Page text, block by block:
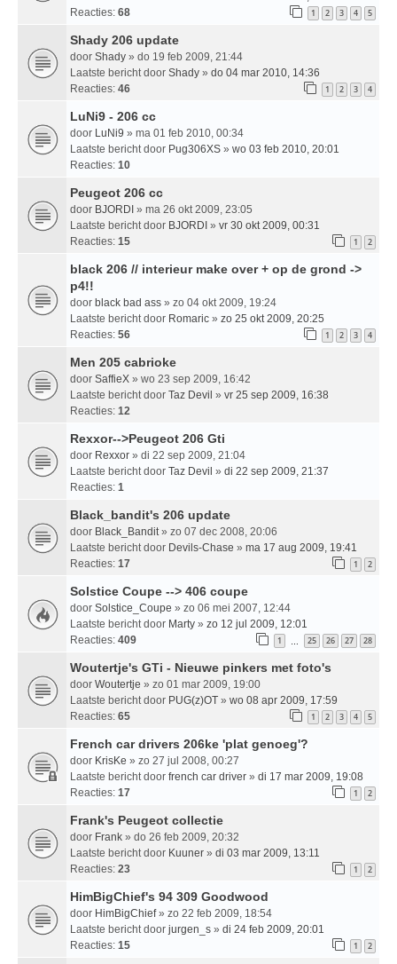
Reacties: 68 1 2 3 4 5
Shady 206 update
door Shady » do 19 feb 2009, 21:44
Laatste bericht door Shady » do 04 mar 2010, 14:36
Reacties: 46 1 2 3 4
LuNi9 - 206 cc
door LuNi9 » ma 01 feb 2010, 00:34
Laatste bericht door Pug306XS » wo 03 feb 2010, 20:01
Reacties: 10
Peugeot 206 cc
door BJORDI » ma 26 okt 2009, 23:05
Laatste bericht door BJORDI » vr 30 okt 2009, 00:31
Reacties: 15 1 2
black 206 // interieur make over + op de grond ->
p4!!
door black bad ass » zo 04 okt 2009, 19:24
Laatste bericht door Romaric » zo 25 okt 2009, 20:25
Reacties: 56 1 2 3 4
Men 205 cabrioke
door SaffieX » wo 23 sep 2009, 16:42
Laatste bericht door Taz Devil » vr 25 sep 2009, 16:38
Reacties: 12
Rexxor-->Peugeot 206 Gti
door Rexxor » di 22 sep 2009, 21:04
Laatste bericht door Taz Devil » di 22 sep 2009, 21:37
Reacties: 1
Black_bandit's 206 update
door Black_Bandit» zo 07 dec 2008, 20:06
Laatste bericht door Devils-Chase » ma 17 aug 2009, 19:41
Reacties: 17 1 2
Solstice Coupe --> 406 coupe
door Solstice_Coupe » zo 06 mei 2007, 12:44
Laatste bericht door Marty » zo 12 jul 2009, 12:01
Reacties: 409 1 … 25 26 27 28
Woutertje's GTi - Nieuwe pinkers met foto's
door Woutertje » zo 01 mar 2009, 19:00
Laatste bericht door PUG(z)OT » wo 08 apr 2009, 17:59
Reacties: 65 1 2 3 4 5
French car drivers 206ke 'plat genoeg'?
door KrisKe » zo 27 jul 2008, 00:27
Laatste bericht door french car driver » di 17 mar 2009, 19:08
Reacties: 17 1 2
Frank's Peugeot collectie
door Frank » do 26 feb 2009, 20:32
Laatste bericht door Kuuner » di 03 mar 2009, 13:11
Reacties: 23 1 2
HimBigChief's 94 309 Goodwood
door HimBigChief» zo 22 feb 2009, 18:54
Laatste bericht door jurgen_s » di 24 feb 2009, 20:01
Reacties: 15 1 2